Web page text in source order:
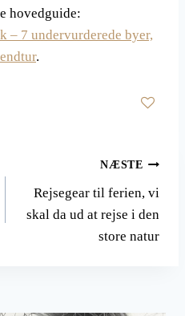
hovedguide:
– 7 undervurderede byer,
.
NÆSTE
Rejsegear til ferien, vi
skal da ud at rejse i den
store natur